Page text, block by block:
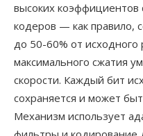
высоких коэффициентов
кодеров — как правило,
до 50-60% от
максимального сжатия
скорости. Каждый бит
сохраняется и может
Механизм использует